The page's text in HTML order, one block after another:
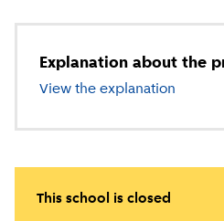
Explanation about the
View the explanation about
This school is closed